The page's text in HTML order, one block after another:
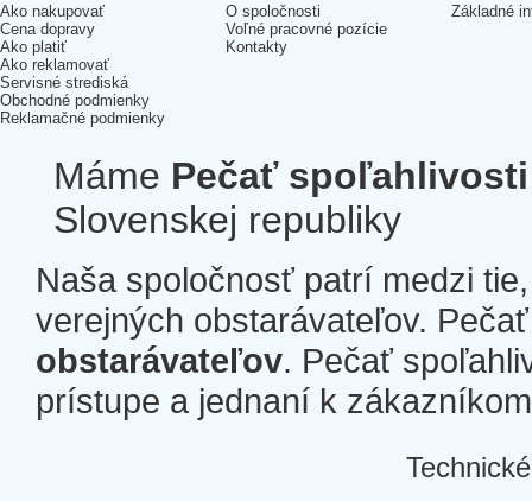
Ako nakupovať
Cena dopravy
Ako platiť
Ako reklamovať
Servisné strediská
Obchodné podmienky
Reklamačné podmienky
O spoločnosti
Voľné pracovné pozície
Kontakty
Základné
Máme Pečať spoľahlivosti
Slovenskej republiky
Naša spoločnosť patrí medzi
verejných obstarávateľov.
obstarávateľov. Pečať
prístupe a jednaní k